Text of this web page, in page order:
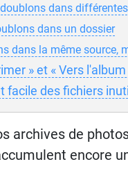
dans
dans un dossier
dans la même source,
» et « Vers
facile des fichiers
archives de
encore